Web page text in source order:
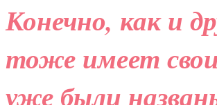
Конечно, как и
тоже имеет
уже были